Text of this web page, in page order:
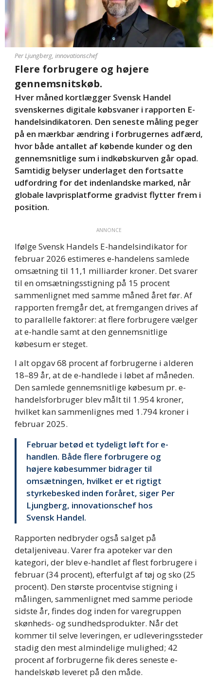
Per Ljungberg, innovationschef
Flere forbrugere og højere
gennemsnitskøb.
Hver måned kortlægger Svensk Handel
svenskernes digitale købsvaner i rapporten E-
handelsindikatoren. Den seneste måling peger
på en mærkbar ændring i forbrugernes adfærd,
hvor både antallet af købende kunder og den
gennemsnitlige sum i indkøbskurven går opad.
Samtidig belyser underlaget den fortsatte
udfordring for det indenlandske marked, når
globale lavprisplatforme gradvist flytter frem i
position.
ANNONCE
Ifølge Svensk Handels E-handelsindikator for
februar 2026 estimeres e-handelens samlede
omsætning til 11,1 milliarder kroner. Det svarer
til en omsætningsstigning på 15 procent
sammenlignet med samme måned året før. Af
rapporten fremgår det, at fremgangen drives af
to parallelle faktorer: at flere forbrugere vælger
at e-handle samt at den gennemsnitlige
købesum er steget.
I alt opgav 68 procent af forbrugerne i alderen
18–89 år, at de e-handlede i løbet af måneden.
Den samlede gennemsnitlige købesum pr. e-
handelsforbruger blev målt til 1.954 kroner,
hvilket kan sammenlignes med 1.794 kroner i
februar 2025.
Februar betød et tydeligt løft for e-
handlen. Både flere forbrugere og
højere købesummer bidrager til
omsætningen, hvilket er et rigtigt
styrkebesked inden foråret, siger Per
Ljungberg, innovationschef hos
Svensk Handel.
Rapporten nedbryder også salget på
detaljeniveau. Varer fra apoteker var den
kategori, der blev e-handlet af flest forbrugere i
februar (34 procent), efterfulgt af tøj og sko (25
procent). Den største procentvise stigning i
målingen, sammenlignet med samme periode
sidste år, findes dog inden for varegruppen
skønheds- og sundhedsprodukter. Når det
kommer til selve leveringen, er udleveringssteder
stadig den mest almindelige mulighed; 42
procent af forbrugerne fik deres seneste e-
handelskøb leveret på den måde.